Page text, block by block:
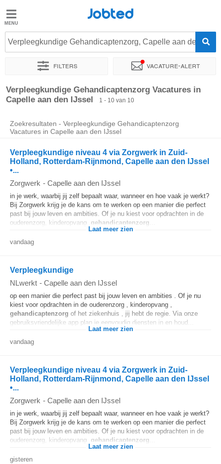
Jobted
Vacatures
Salarissen
Jobted
Verpleegkundige Gehandicaptenzorg, Capelle aan den
Filters Vacature-alert
Sorteer op Exacte locatie Uitzendbureau Soort
Verpleegkundige Gehandicaptenzorg Vacatures in
Capelle aan den IJssel
1 - 10 van 10
Zoekresultaten - Verpleegkundige Gehandicaptenzorg
Vacatures in Capelle aan den IJssel
Verpleegkundige niveau 4 via Zorgwerk in Zuid-
Holland, Rotterdam-Rijnmond, Capelle aan den IJssel
•...
Zorgwerk - Capelle aan den IJssel
in je werk, waarbij jij zelf bepaalt waar, wanneer en hoe vaak je werkt?
Bij Zorgwerk krijg je de kans om te werken op een manier die perfect
past bij jouw leven en ambities. Of je nu kiest voor opdrachten in de
ouderenzorg, kinderopvang, gehandicaptenzorg
Laat meer zien
vandaag
Verpleegkundige
NLwerkt - Capelle aan den IJssel
op een manier die perfect past bij jouw leven en ambities . Of je nu
kiest voor opdrachten in de ouderenzorg , kinderopvang ,
gehandicaptenzorg of het ziekenhuis , jij hebt de regie. Via onze
gebruiksvriendelijke app plan je eenvoudig diensten in en houd...
Laat meer zien
vandaag
Verpleegkundige niveau 4 via Zorgwerk in Zuid-
Holland, Rotterdam-Rijnmond, Capelle aan den IJssel
•...
Zorgwerk - Capelle aan den IJssel
in je werk, waarbij jij zelf bepaalt waar, wanneer en hoe vaak je werkt?
Bij Zorgwerk krijg je de kans om te werken op een manier die perfect
past bij jouw leven en ambities. Of je nu kiest voor opdrachten in de
ouderenzorg, kinderopvang, gehandicaptenzorg
Laat meer zien
gisteren